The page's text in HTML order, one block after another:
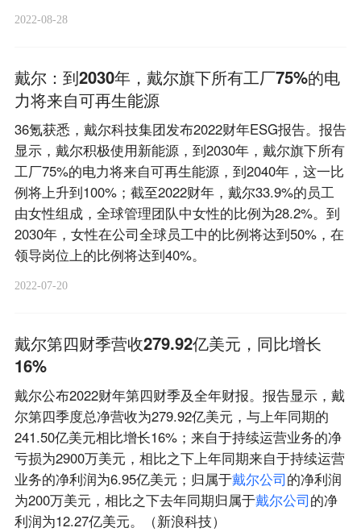
2022-08-28
戴尔：到2030年，戴尔旗下所有工厂75%的电
力将来自可再生能源
36氪获悉，戴尔科技集团发布2022财年ESG报告。报告
显示，戴尔积极使用新能源，到2030年，戴尔旗下所有
工厂75%的电力将来自可再生能源，到2040年，这一比
例将上升到100%；截至2022财年，戴尔33.9%的员工
由女性组成，全球管理团队中女性的比例为28.2%。到
2030年，女性在公司全球员工中的比例将达到50%，在
领导岗位上的比例将达到40%。
2022-07-20
戴尔第四财季营收279.92亿美元，同比增长
16%
戴尔公布2022财年第四财季及全年财报。报告显示，戴
尔第四季度总净营收为279.92亿美元，与上年同期的
241.50亿美元相比增长16%；来自于持续运营业务的净
亏损为2900万美元，相比之下上年同期来自于持续运营
业务的净利润为6.95亿美元；归属于戴尔公司的净利润
为200万美元，相比之下去年同期归属于戴尔公司的净
利润为12.27亿美元。（新浪科技）